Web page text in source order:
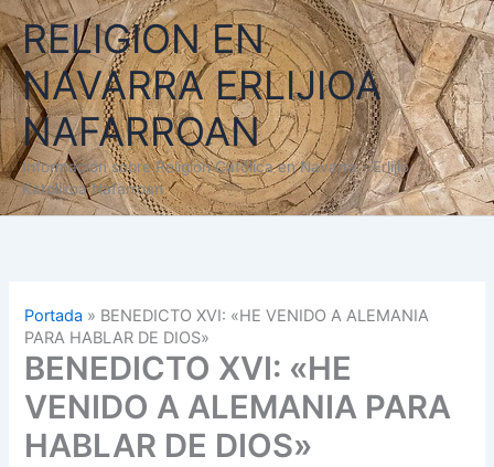
Ir
al
contenido
RELIGION EN
NAVARRA ERLIJIOA
NAFARROAN
Información sobre Religión Católica en Navarra - Erlijio
Katolikoa Nafarroan
Portada » BENEDICTO XVI: «HE VENIDO A ALEMANIA
PARA HABLAR DE DIOS»
BENEDICTO XVI: «HE
VENIDO A ALEMANIA PARA
HABLAR DE DIOS»